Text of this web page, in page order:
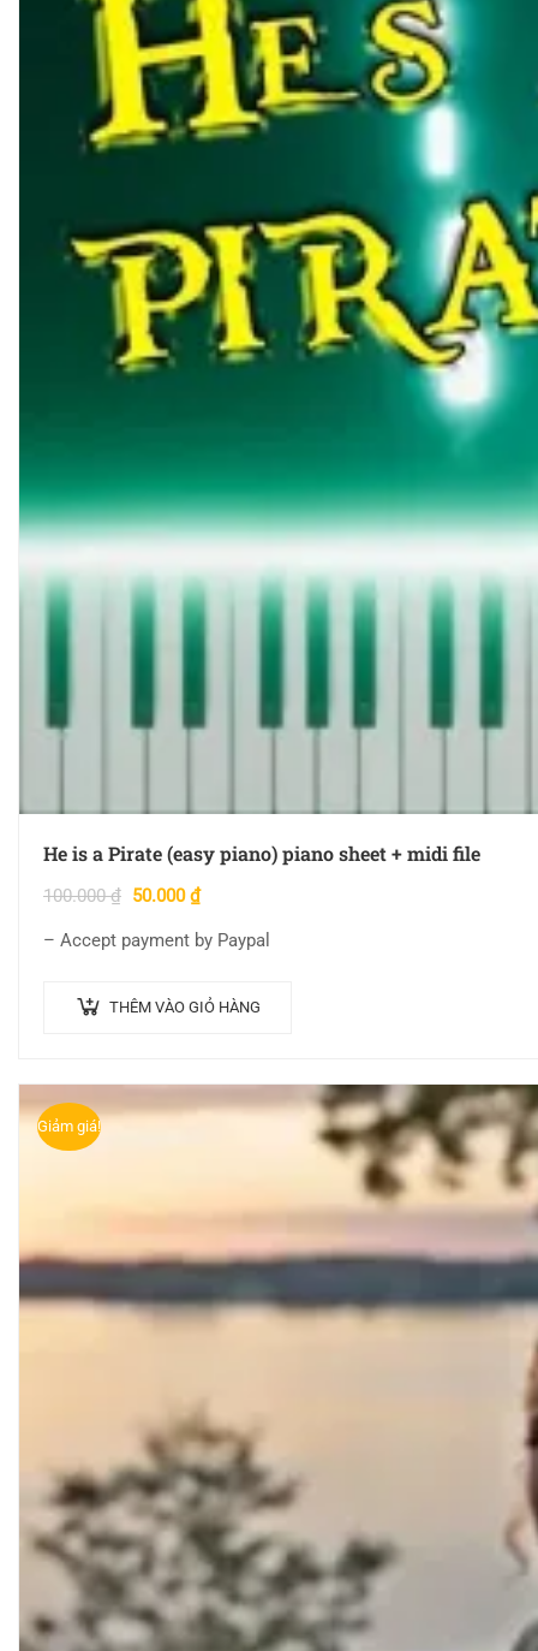
He is a Pirate (easy piano) piano sheet + midi file
100.000₫ 50.000₫
– Accept payment by Paypal
THÊM VÀO GIỎ HÀNG
Giảm giá!